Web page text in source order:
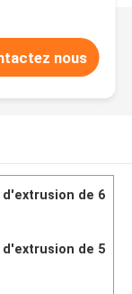
nous
de 6
de 5